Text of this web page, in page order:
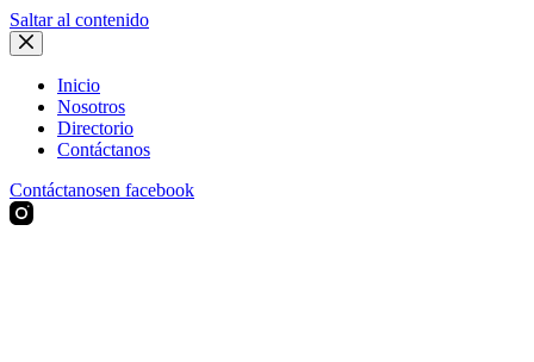
Saltar al contenido
Inicio
Nosotros
Directorio
Contáctanos
Contáctanosen facebook